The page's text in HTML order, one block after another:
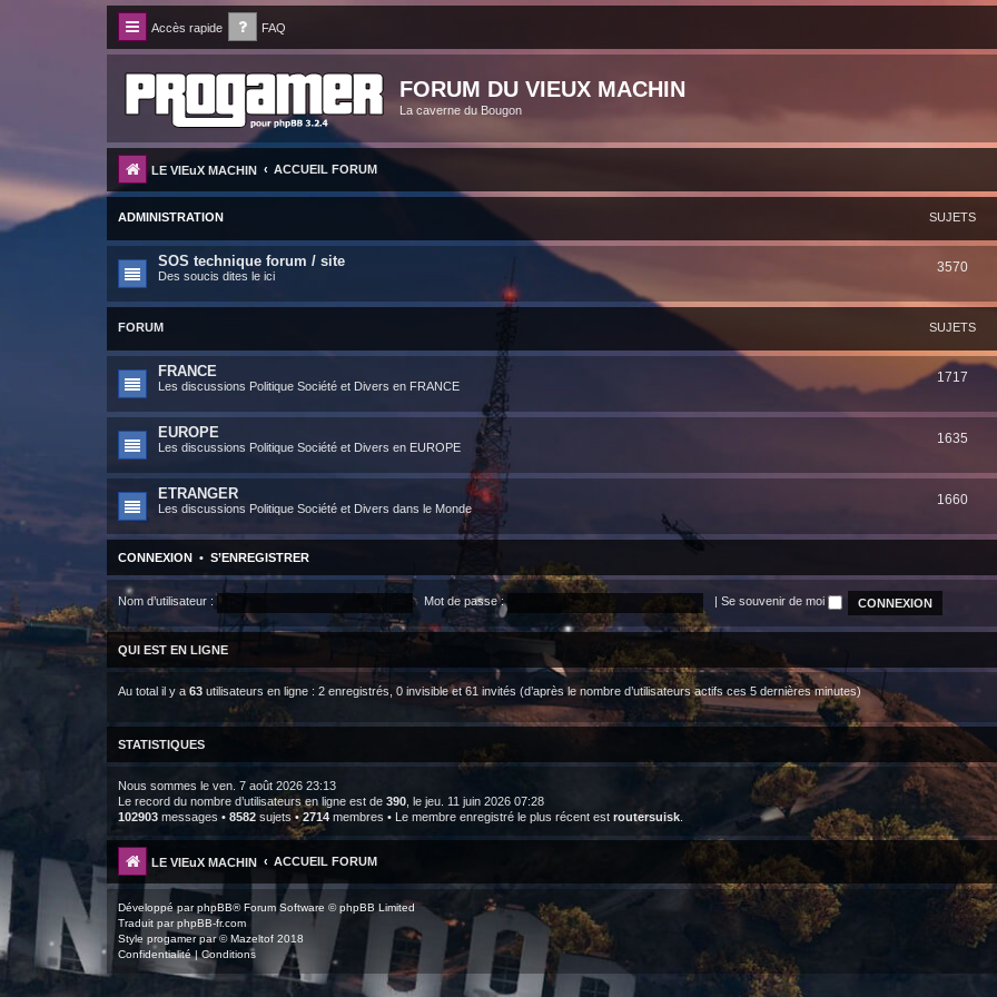
Accès rapide FAQ
FORUM DU VIEUX MACHIN
La caverne du Bougon
LE VIEuX MACHIN ACCUEIL FORUM
ADMINISTRATION SUJETS
SOS technique forum / site
Des soucis dites le ici
3570
FORUM SUJETS
FRANCE
Les discussions Politique Société et Divers en FRANCE
1717
EUROPE
Les discussions Politique Société et Divers en EUROPE
1635
ETRANGER
Les discussions Politique Société et Divers dans le Monde
1660
CONNEXION • S’ENREGISTRER
Nom d’utilisateur : Mot de passe : Se souvenir de moi
QUI EST EN LIGNE
Au total il y a 63 utilisateurs en ligne : 2 enregistrés, 0 invisible et 61 invités (d’après le nombre d’utilisateurs actifs ces 5 dernières minutes)
STATISTIQUES
Nous sommes le ven. 7 août 2026 23:13
Le record du nombre d’utilisateurs en ligne est de 390 , le jeu. 11 juin 2026 07:28
102903 messages • 8582 sujets •2714 membres • Le membre enregistré le plus récent est routersuisk
LE VIEuX MACHIN ACCUEIL FORUM
Développé parphpBB® Forum Software © phpBB Limited
Traduit parphpBB-fr.com
Style progamerpar ©Mazeltof 2018
Confidentialité| Conditions